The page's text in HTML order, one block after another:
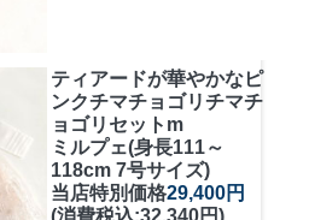
ティアードが華やかなピ
ンクチマチョゴリチマチ
ョゴリセットm
ミルプェ(身長111～
118cm 7号サイズ)
当店特別価格29,400円
(消費税込:32,340円)